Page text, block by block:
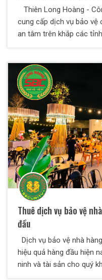
Thiên Long Hoàng -
cung cấp dịch vụ bảo vệ
an tâm trên khắp các
Thuê dịch vụ bảo vệ
đầu
Dịch vụ bảo vệ nhà
hiệu quả hàng đầu hiện
ninh và tài sản cho quý